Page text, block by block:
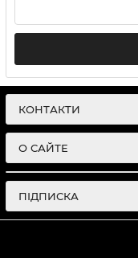
КОНТАКТИ
О САЙТЕ
ПІДПИСКА